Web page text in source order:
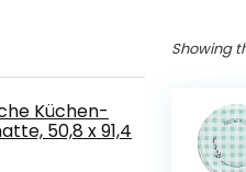
Küchen-
50,8 x 91,4
Showing